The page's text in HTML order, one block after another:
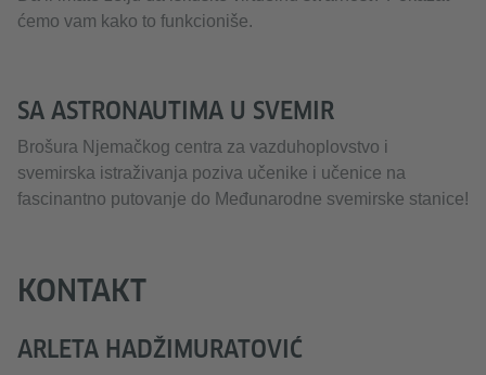
ćemo vam kako to funkcioniše.
SA ASTRONAUTIMA U SVEMIR
Brošura Njemačkog centra za vazduhoplovstvo i
svemirska istraživanja poziva učenike i učenice na
fascinantno putovanje do Međunarodne svemirske stanice!
KONTAKT
ARLETA HADŽIMURATOVIĆ